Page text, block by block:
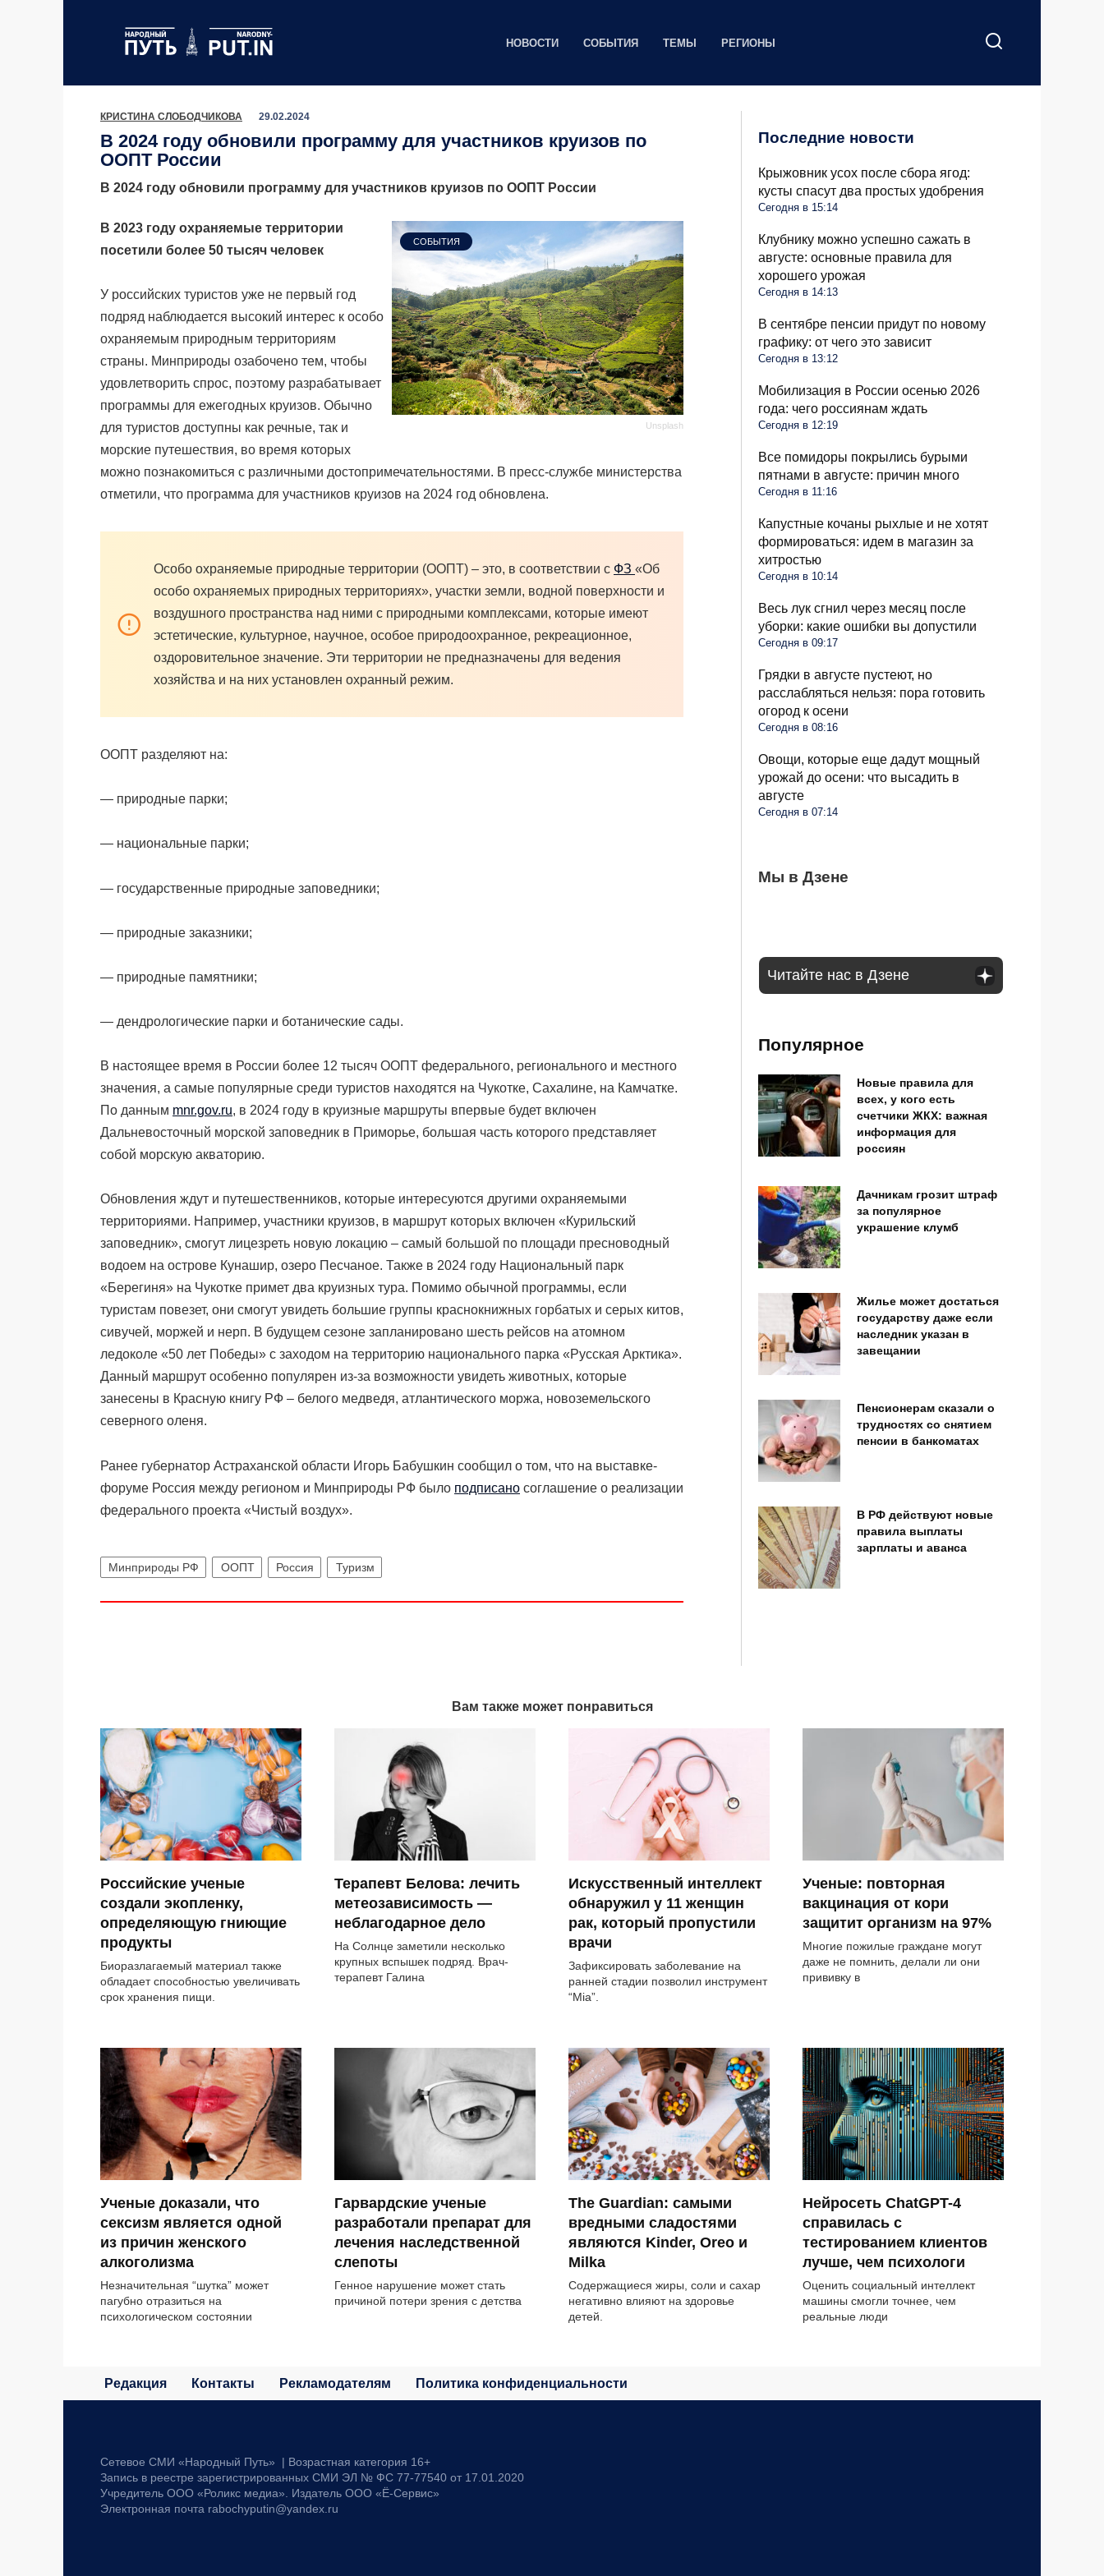
НОВОСТИ СОБЫТИЯ ТЕМЫ РЕГИОНЫ
КРИСТИНА СЛОБОДЧИКОВА 29.02.2024
В 2024 году обновили программу для участников круизов по
ООПТ России
В 2024 году обновили программу для участников круизов по ООПТ России
Unsplash
СОБЫТИЯ
В 2023 году охраняемые территории
посетили более 50 тысяч человек
У российских туристов уже не первый год
подряд наблюдается высокий интерес к особо
охраняемым природным территориям
страны. Минприроды озабочено тем, чтобы
удовлетворить спрос, поэтому разрабатывает
программы для ежегодных круизов. Обычно
для туристов доступны как речные, так и
морские путешествия, во время которых
можно познакомиться с различными достопримечательностями. В пресс-службе министерства
отметили, что программа для участников круизов на 2024 год обновлена.
Особо охраняемые природные территории (ООПТ) – это, в соответствии с ФЗ «Об
особо охраняемых природных территориях», участки земли, водной поверхности и
воздушного пространства над ними с природными комплексами, которые имеют
эстетические, культурное, научное, особое природоохранное, рекреационное,
оздоровительное значение. Эти территории не предназначены для ведения
хозяйства и на них установлен охранный режим.
ООПТ разделяют на:
— природные парки;
— национальные парки;
— государственные природные заповедники;
— природные заказники;
— природные памятники;
— дендрологические парки и ботанические сады.
В настоящее время в России более 12 тысяч ООПТ федерального, регионального и местного
значения, а самые популярные среди туристов находятся на Чукотке, Сахалине, на Камчатке.
По данным mnr.gov.ru, в 2024 году в круизные маршруты впервые будет включен
Дальневосточный морской заповедник в Приморье, большая часть которого представляет
собой морскую акваторию.
Обновления ждут и путешественников, которые интересуются другими охраняемыми
территориями. Например, участники круизов, в маршрут которых включен «Курильский
заповедник», смогут лицезреть новую локацию – самый большой по площади пресноводный
водоем на острове Кунашир, озеро Песчаное. Также в 2024 году Национальный парк
«Берегиня» на Чукотке примет два круизных тура. Помимо обычной программы, если
туристам повезет, они смогут увидеть большие группы краснокнижных горбатых и серых китов,
сивучей, моржей и нерп. В будущем сезоне запланировано шесть рейсов на атомном
ледоколе «50 лет Победы» с заходом на территорию национального парка «Русская Арктика».
Данный маршрут особенно популярен из-за возможности увидеть животных, которые
занесены в Красную книгу РФ – белого медведя, атлантического моржа, новоземельского
северного оленя.
Ранее губернатор Астраханской области Игорь Бабушкин сообщил о том, что на выставке-
форуме Россия между регионом и Минприроды РФ было подписано соглашение о реализации
федерального проекта «Чистый воздух».
Минприроды РФ ООПТ Россия Туризм
Последние новости
Крыжовник усох после сбора ягод:
кусты спасут два простых удобрения
Сегодня в 15:14
Клубнику можно успешно сажать в
августе: основные правила для
хорошего урожая
Сегодня в 14:13
В сентябре пенсии придут по новому
графику: от чего это зависит
Сегодня в 13:12
Мобилизация в России осенью 2026
года: чего россиянам ждать
Сегодня в 12:19
Все помидоры покрылись бурыми
пятнами в августе: причин много
Сегодня в 11:16
Капустные кочаны рыхлые и не хотят
формироваться: идем в магазин за
хитростью
Сегодня в 10:14
Весь лук сгнил через месяц после
уборки: какие ошибки вы допустили
Сегодня в 09:17
Грядки в августе пустеют, но
расслабляться нельзя: пора готовить
огород к осени
Сегодня в 08:16
Овощи, которые еще дадут мощный
урожай до осени: что высадить в
августе
Сегодня в 07:14
Мы в Дзене
Крыжовник усох после сбора ягод: кусты
спасут два простых удобрения
Клубнику можно успешно сажать в
В сентябре пенсии придут по новому
Читайте нас в Дзене
Популярное
Новые правила для
всех, у кого есть
счетчики ЖКХ: важная
информация для
россиян
Дачникам грозит штраф
за популярное
украшение клумб
Жилье может достаться
государству даже если
наследник указан в
завещании
Пенсионерам сказали о
трудностях со снятием
пенсии в банкоматах
В РФ действуют новые
правила выплаты
зарплаты и аванса
Вам также может понравиться
Российские ученые
создали экопленку,
определяющую гниющие
продукты
Биоразлагаемый материал также
обладает способностью увеличивать
срок хранения пищи.
Терапевт Белова: лечить
метеозависимость —
неблагодарное дело
На Солнце заметили несколько
крупных вспышек подряд. Врач-
терапевт Галина
Искусственный интеллект
обнаружил у 11 женщин
рак, который пропустили
врачи
Зафиксировать заболевание на
ранней стадии позволил инструмент
“Mia”.
Ученые: повторная
вакцинация от кори
защитит организм на 97%
Многие пожилые граждане могут
даже не помнить, делали ли они
прививку в
Ученые доказали, что
сексизм является одной
из причин женского
алкоголизма
Незначительная “шутка” может
пагубно отразиться на
психологическом состоянии
Гарвардские ученые
разработали препарат для
лечения наследственной
слепоты
Генное нарушение может стать
причиной потери зрения с детства
The Guardian: самыми
вредными сладостями
являются Kinder, Oreo и
Milka
Содержащиеся жиры, соли и сахар
негативно влияют на здоровье
детей.
Нейросеть ChatGPT-4
справилась с
тестированием клиентов
лучше, чем психологи
Оценить социальный интеллект
машины смогли точнее, чем
реальные люди
Редакция Контакты Рекламодателям Политика конфиденциальности
Сетевое СМИ «Народный Путь» | Возрастная категория 16+
Запись в реестре зарегистрированных СМИ ЭЛ № ФС 77-77540 от 17.01.2020
Учредитель ООО «Роликс медиа». Издатель ООО «Ё-Сервис»
Электронная почта rabochyputin@yandex.ru